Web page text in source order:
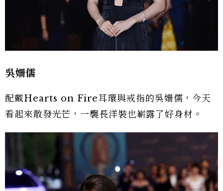
吳姍儒
配戴Hearts on Fire耳環與戒指的吳姍儒，今天
看起來散發光芒，一襲長洋裝也嶄露了好身材。